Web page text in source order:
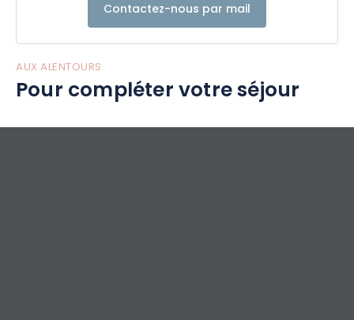
Contactez-nous par mail
AUX ALENTOURS
Pour compléter votre séjour